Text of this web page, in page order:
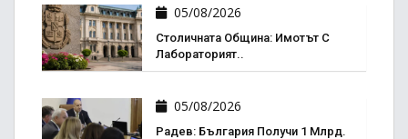
05/08/2026
Столичната Община: Имотът С
Лабораторият..
05/08/2026
Радев: България Получи 1 Млрд.